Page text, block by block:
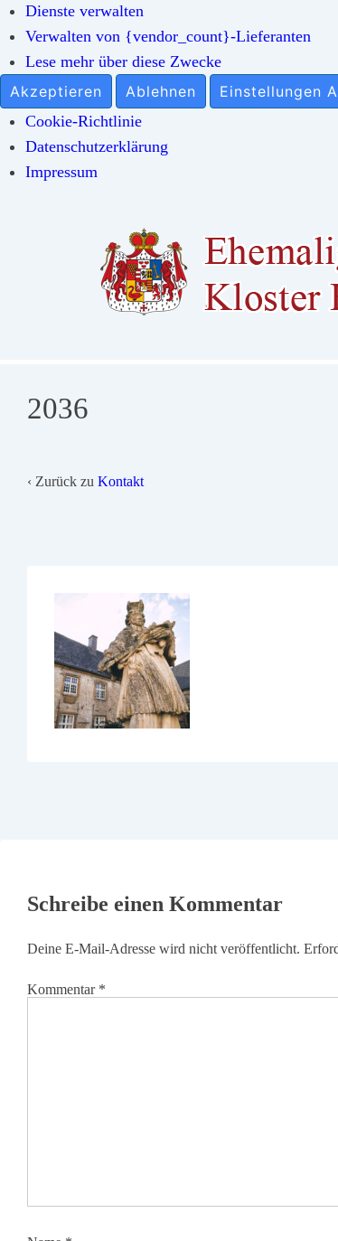
Dienste verwalten
Verwalten von {vendor_count}-Lieferanten
Lese mehr über diese Zwecke
Akzeptieren
Ablehnen Einstellungen
Cookie-Richtlinie
Datenschutzerklärung
Impressum
2036
‹ Zurück zu Kontakt
Schreibe einen Kommentar
Deine E-Mail-Adresse wird nicht veröffentlicht.
Kommentar *